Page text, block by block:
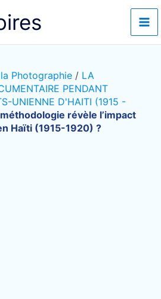
Photographie / LA
PENDANT
UNIENNE D'HAITI (1915 -
révèle l’impact
Haïti (1915-1920) ?